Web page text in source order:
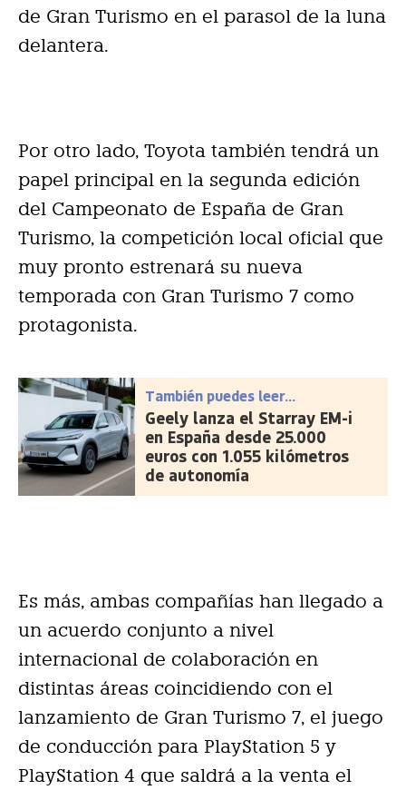
de Gran Turismo en el parasol de la luna
delantera.
Por otro lado, Toyota también tendrá un
papel principal en la segunda edición
del Campeonato de España de Gran
Turismo, la competición local oficial que
muy pronto estrenará su nueva
temporada con Gran Turismo 7 como
protagonista.
También puedes leer...
Geely lanza el Starray EM-i
en España desde 25.000
euros con 1.055 kilómetros
de autonomía
Es más, ambas compañías han llegado a
un acuerdo conjunto a nivel
internacional de colaboración en
distintas áreas coincidiendo con el
lanzamiento de Gran Turismo 7, el juego
de conducción para PlayStation 5 y
PlayStation 4 que saldrá a la venta el